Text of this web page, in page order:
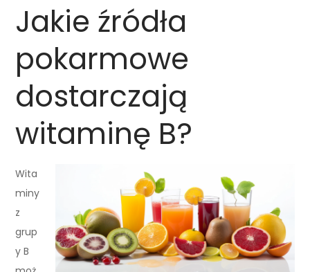
Jakie źródła
pokarmowe
dostarczają
witaminę B?
Wita
miny
z
grup
y B